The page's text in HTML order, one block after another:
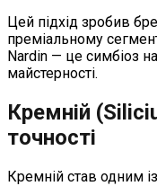
Цей підхід зробив
преміальному
Nardin — це симбіоз
майстерності.
Кремній
точності
Кремній став одним